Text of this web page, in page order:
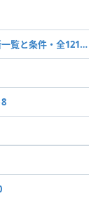
はぐれモンスター（仲間モンスター）の場所一覧と条件・全121体掲載